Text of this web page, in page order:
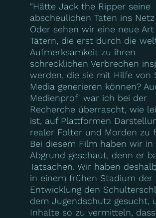
"Hätte Jack the Ripper seine
abscheulichen Taten ins
Oder sehen wir eine neue
Tätern, die erst durch die
Aufmerksamkeit zu ihren
schrecklichen Verbrechen
werden, die sie mit Hilfe von
Media generieren können?
Medienprofi war ich bei der
Recherche überrascht, wie
ist, auf Plattformen
realer Folter und Morden zu
Bei diesem Film haben wir in
Abgrund geschaut, denn er
Tatsachen. Wir haben
in einem frühen Stadium der
Entwicklung den
dem Jugendschutz gesucht,
Inhalte so zu vermitteln,